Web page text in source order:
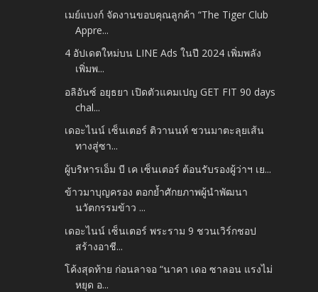
เมย์แบงก์ จัดงานขอบคุณลูกค้า “The Tiger Club
Appre...
4 อัปเดตใหม่บน LINE Ads ในปี 2024 เพิ่มพลัง
เพิ่มพ...
อลิอันซ์ อยุธยา เปิดตัวแคมเปญ GET FIT 90 days
chal...
เดอะไนน์ เซ็นเตอร์ ติวานนท์ ชวนมาตะลุยเส้น
ทางสู่ซา...
ผู้บริหารเอ็ม บี เค เซ็นเตอร์ ต้อนรับรองผู้ว่าฯ เย...
ข้าวมาบุญครอง ตอกย้ำศักยภาพผู้นำพัฒนา
นวัตกรรมข้าว ...
เดอะไนน์ เซ็นเตอร์ พระราม 9 ชวนเวิร์กชอป
สร้างอาชี...
โค้งสุดท้าย ก่อนลาจอ “นาคา เดอ ซาลอน แรงไม่
หยุด อ...